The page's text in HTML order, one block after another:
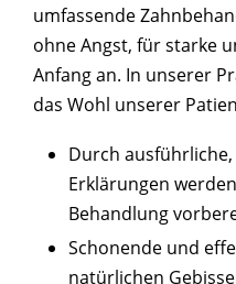
umfassende
ohne Angst, für starke
Anfang an. In unserer
das Wohl unserer
Durch
Erklärungen
Behandlung
Schonende und
natürlichen